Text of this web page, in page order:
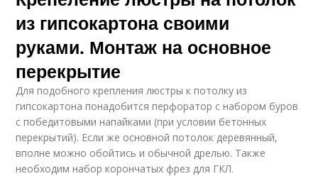
из гипсокартона своими
руками. Монтаж на основное
перекрытие
Для подобного крепления люстры к потолку из
гипсокартона понадобится перфоратор с набором буров
с победитовыми напайками (при условии бетонных
перекрытий). Если же основной потолок деревянный,
вполне можно обойтись и обычной дрелью. Также
необходим набор корончатых фрез для ГКЛ.